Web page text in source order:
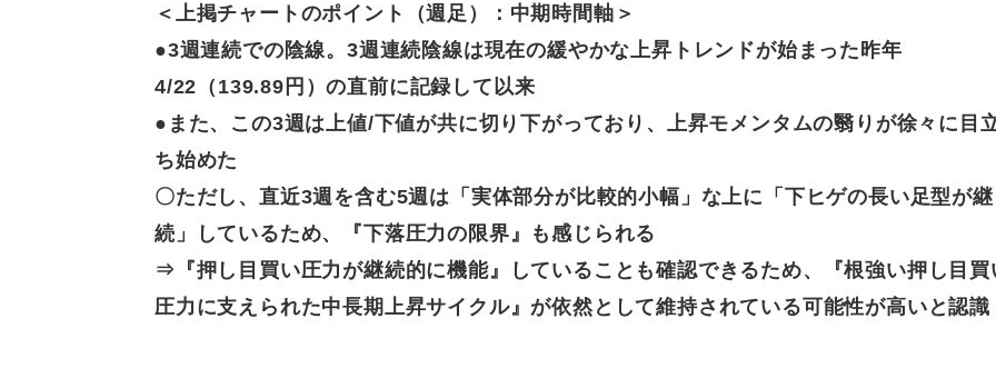
＜上掲チャートのポイント（週足）：中期時間軸＞
●3週連続での陰線。3週連続陰線は現在の緩やかな上昇トレンドが始まった昨年
4/22（139.89円）の直前に記録して以来
●また、 この3週は上値/下値が共に切り下がっており、上昇モメンタムの翳りが徐々に目
ち始めた
〇ただし、直近3週を含む5週は「実体部分が比較的小幅」な上に「下ヒゲの長い足型が継
続」しているため、『下落圧力の限界』も感じられる
⇒『押し目買い圧力 が継続的に機能』していることも確認できるため、『根強い押し目買
圧力に支えられた中長期上昇サイクル』が依然として維持されている可能性が高いと認識